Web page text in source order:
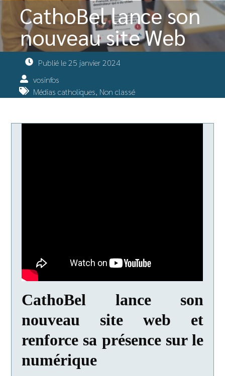
CathoBel lance son
nouveau site Web
Publié le25 janvier 2024
vosinfos
Médias catholiques, Non classé
CathoBel lance son
nouveau site web et
renforce sa présence sur le
numérique